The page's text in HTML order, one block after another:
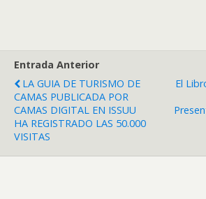
Entrada Anterior
LA GUIA DE TURISMO DE
CAMAS PUBLICADA POR
CAMAS DIGITAL EN ISSUU
HA REGISTRADO LAS 50.000
VISITAS
El